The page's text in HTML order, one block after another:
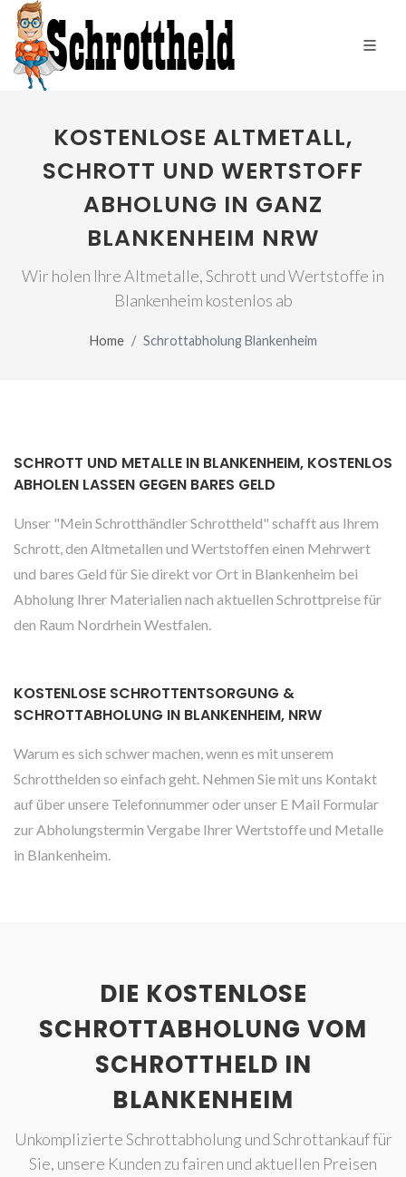
KOSTENLOSE ALTMETALL,
SCHROTT UND WERTSTOFF
ABHOLUNG IN GANZ
BLANKENHEIM NRW
Wir holen Ihre Altmetalle, Schrott und Wertstoffe in
Blankenheim kostenlos ab
Home Schrottabholung Blankenheim
SCHROTT UND METALLE IN BLANKENHEIM, KOSTENLOS
ABHOLEN LASSEN GEGEN BARES GELD
Unser "Mein Schrotthändler Schrottheld" schafft aus Ihrem
Schrott, den Altmetallen und Wertstoffen einen Mehrwert
und bares Geld für Sie direkt vor Ort in Blankenheim bei
Abholung Ihrer Materialien nach aktuellen Schrottpreise für
den Raum Nordrhein Westfalen.
KOSTENLOSE SCHROTTENTSORGUNG &
SCHROTTABHOLUNG IN BLANKENHEIM, NRW
Warum es sich schwer machen, wenn es mit unserem
Schrotthelden so einfach geht. Nehmen Sie mit uns Kontakt
auf über unsere Telefonnummer oder unser E Mail Formular
zur Abholungstermin Vergabe Ihrer Wertstoffe und Metalle
in Blankenheim.
DIE KOSTENLOSE
SCHROTTABHOLUNG VOM
SCHROTTHELD IN
BLANKENHEIM
Unkomplizierte Schrottabholung und Schrottankauf für
Sie, unsere Kunden zu fairen und aktuellen Preisen